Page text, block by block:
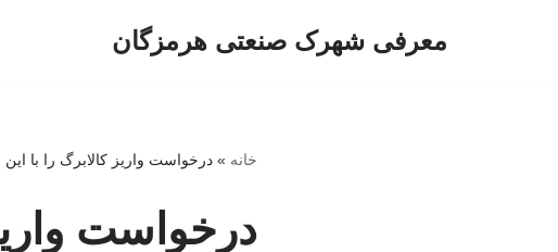
معرفی شهرک صنعتی هرمزگان
خانه »درخواست واریز کالابرگ را با
درخواست